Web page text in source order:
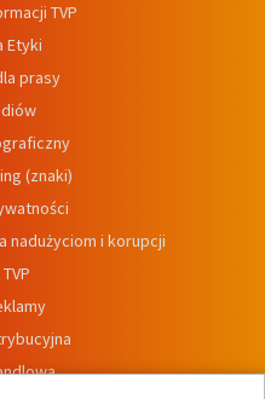
TVP
Etyki
prasy
(znaki)
nadużyciom i korupcji